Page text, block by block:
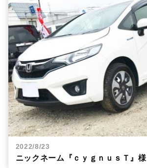
2022/8/23
ニックネーム『ｃｙｇｎｕｓＴ』様